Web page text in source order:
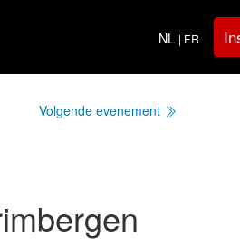
NL | FR
Volgende evenement